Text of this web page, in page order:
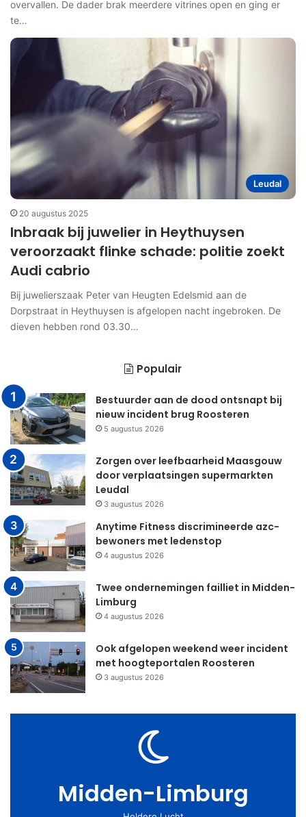
overvallen. De dader brak meerdere vitrines open en ging er
te…
Leudal
20 augustus 2025
Inbraak bij juwelier in Heythuysen
veroorzaakt flinke schade: politie zoekt
Audi cabrio
Bij juwelierszaak Peter van Heugten Edelsmid aan de
Dorpstraat in Heythuysen is afgelopen nacht ingebroken. De
dieven hebben rond 03.30…
Populair
Bestuurder aan de dood ontsnapt bij
nieuw incident brug Roosteren
5 augustus 2026
Zorgen over leefbaarheid Maasgouw
door verplaatsingen supermarkten
Leudal
3 augustus 2026
Anytime Fitness discrimineerde azc-
bewoners met ledenstop
4 augustus 2026
Twee ondernemingen failliet in Midden-
Limburg
4 augustus 2026
Ook afgelopen weekend weer incident
met hoogteportalen Roosteren
3 augustus 2026
Midden-Limburg